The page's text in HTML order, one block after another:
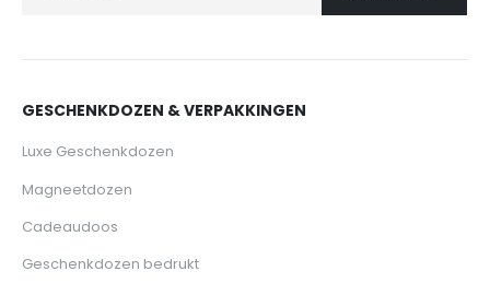
GESCHENKDOZEN & VERPAKKINGEN
Luxe Geschenkdozen
Magneetdozen
Cadeaudoos
Geschenkdozen bedrukt